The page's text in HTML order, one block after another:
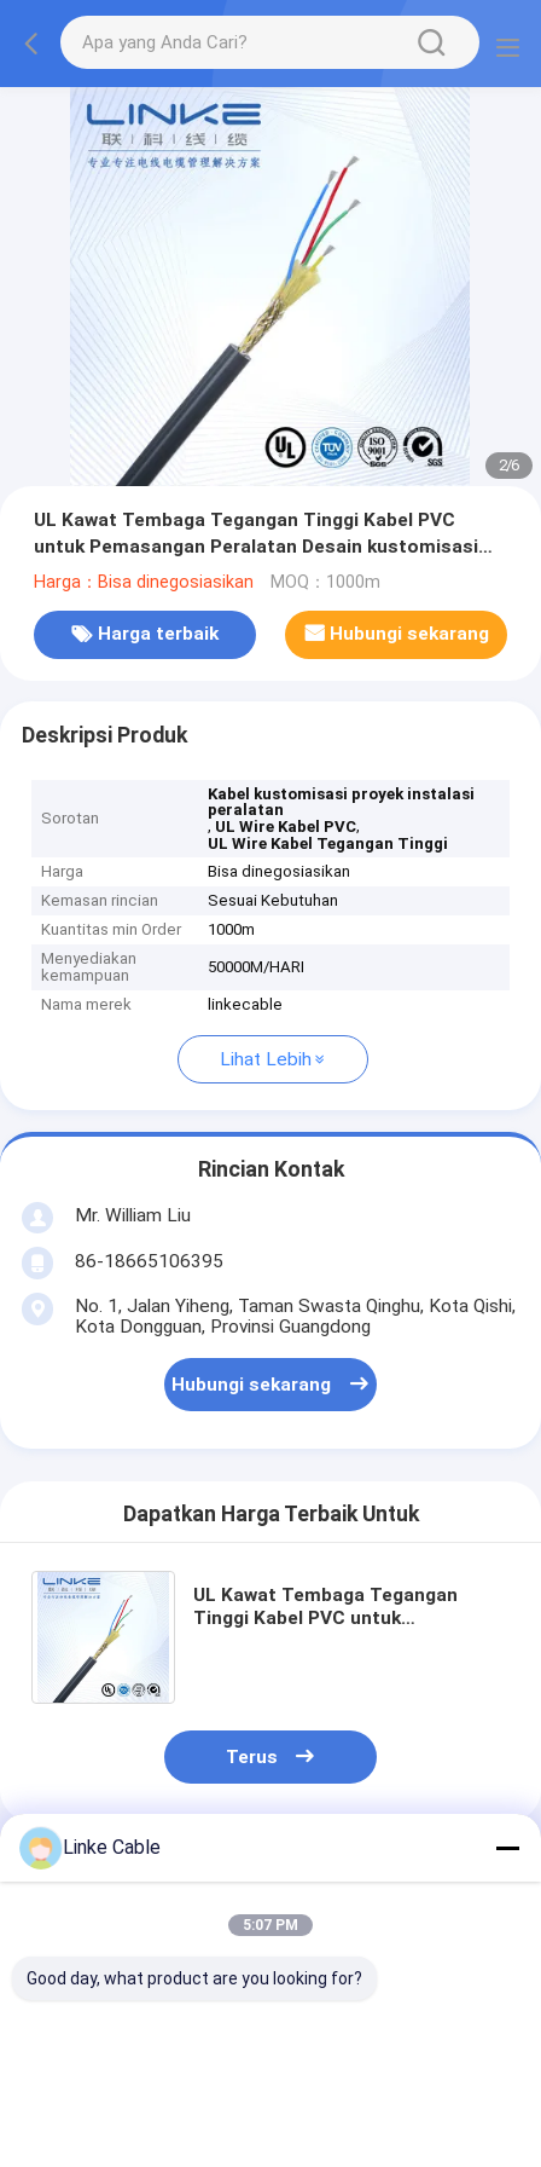
2/6
UL Kawat Tembaga Tegangan Tinggi Kabel PVC
untuk Pemasangan Peralatan Desain kustomisasi
Kabel Listrik Terlindung
Harga：Bisa dinegosiasikan MOQ：1000m
Harga terbaik Hubungi sekarang
Deskripsi Produk
Sorotan
Kabel kustomisasi proyek instalasi
peralatan
, UL Wire Kabel PVC,
UL Wire Kabel Tegangan Tinggi
Harga
Bisa dinegosiasikan
Kemasan rincian
Sesuai Kebutuhan
Kuantitas min Order
1000m
Menyediakan
kemampuan
50000M/HARI
Nama merek linkecable
Lihat Lebih
Rincian Kontak
Mr. William Liu
86-18665106395
No. 1, Jalan Yiheng, Taman Swasta Qinghu, Kota Qishi,
Kota Dongguan, Provinsi Guangdong
Hubungi sekarang
Dapatkan Harga Terbaik Untuk
UL Kawat Tembaga Tegangan
Tinggi Kabel PVC untuk
Terus
Rekomendasi Produk
Linke Cable
5:07 PM
Good day, what product are you looking for?